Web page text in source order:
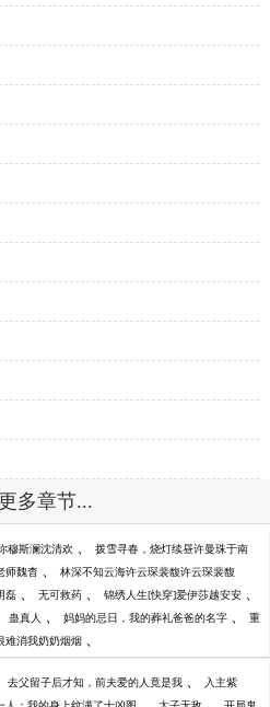
多章节...
穆斯澜沈清欢 、 拨雪寻春，烧灯续昼许曼珠于南
师魏杳 、 林深不知云海许云琛裴馥许云琛裴馥
磊 、 无可救药 、 锦绣人生[快穿]爱伊莎越安安 、
蛊真人 、 妈妈的忌日，我的葬礼爸爸的名字 、 重
难消我奶奶烟烟 、
去父留子后才知，前夫爱的人竟是我 、 入主紫